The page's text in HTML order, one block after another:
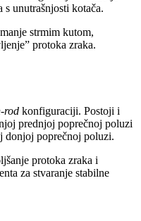
unutrašnjosti kotača.
strmim kutom,
protoka zraka.
rod konfiguraciji. Postoji i
prednjoj poprečnoj poluzi
donjoj poprečnoj poluzi.
protoka zraka i
za stvaranje stabilne